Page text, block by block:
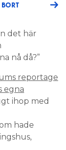
det här
nå då?”
reportage
egna
ihop med
hade